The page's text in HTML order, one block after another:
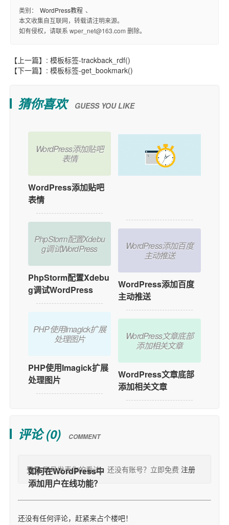
类别： WordPress教程 、
本文收集自互联网，转载请注明来源。
如有侵权，请联系 wper_net@163.com 删除。
【上一篇】: 模板标签-trackback_rdf()
【下一篇】: 模板标签-get_bookmark()
猜你喜欢 GUESS YOU LIKE
WordPress添加贴吧
表情
WordPress添加贴吧
表情
PhpStorm配置Xdebu
g调试WordPress
PhpStorm配置Xdebu
g调试WordPress
PHP使用Imagick扩展
处理图片
PHP使用Imagick扩展
处理图片
WordPress添加百度
主动推送
WordPress添加百度
主动推送
WordPress文章底部
添加相关文章
WordPress文章底部
添加相关文章
评论 (0) COMMENT
登录账号发表你的看法，还没有账号？立即免费 注册
还没有任何评论，赶紧来占个楼吧！